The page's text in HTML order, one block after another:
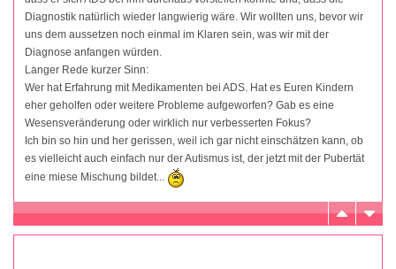
Diagnostik natürlich wieder langwierig wäre. Wir wollten uns, bevor wir
uns dem aussetzen noch einmal im Klaren sein, was wir mit der
Diagnose anfangen würden.
Langer Rede kurzer Sinn:
Wer hat Erfahrung mit Medikamenten bei ADS. Hat es Euren Kindern
eher geholfen oder weitere Probleme aufgeworfen? Gab es eine
Wesensveränderung oder wirklich nur verbesserten Fokus?
Ich bin so hin und her gerissen, weil ich gar nicht einschätzen kann, ob
es vielleicht auch einfach nur der Autismus ist, der jetzt mit der Pubertät
eine miese Mischung bildet...